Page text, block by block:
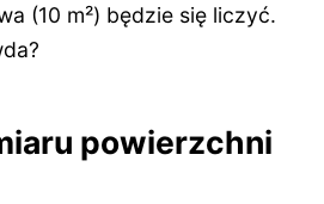
(10 m²) będzie się liczyć.
powierzchni